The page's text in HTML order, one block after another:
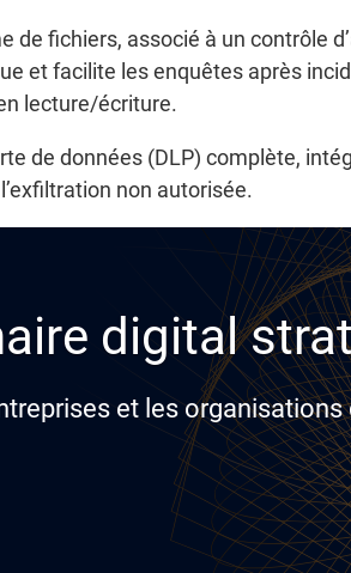
de fichiers, associé à un contrôle
et facilite les enquêtes après
lecture/écriture.
de données (DLP) complète,
non autorisée.
digital
et les